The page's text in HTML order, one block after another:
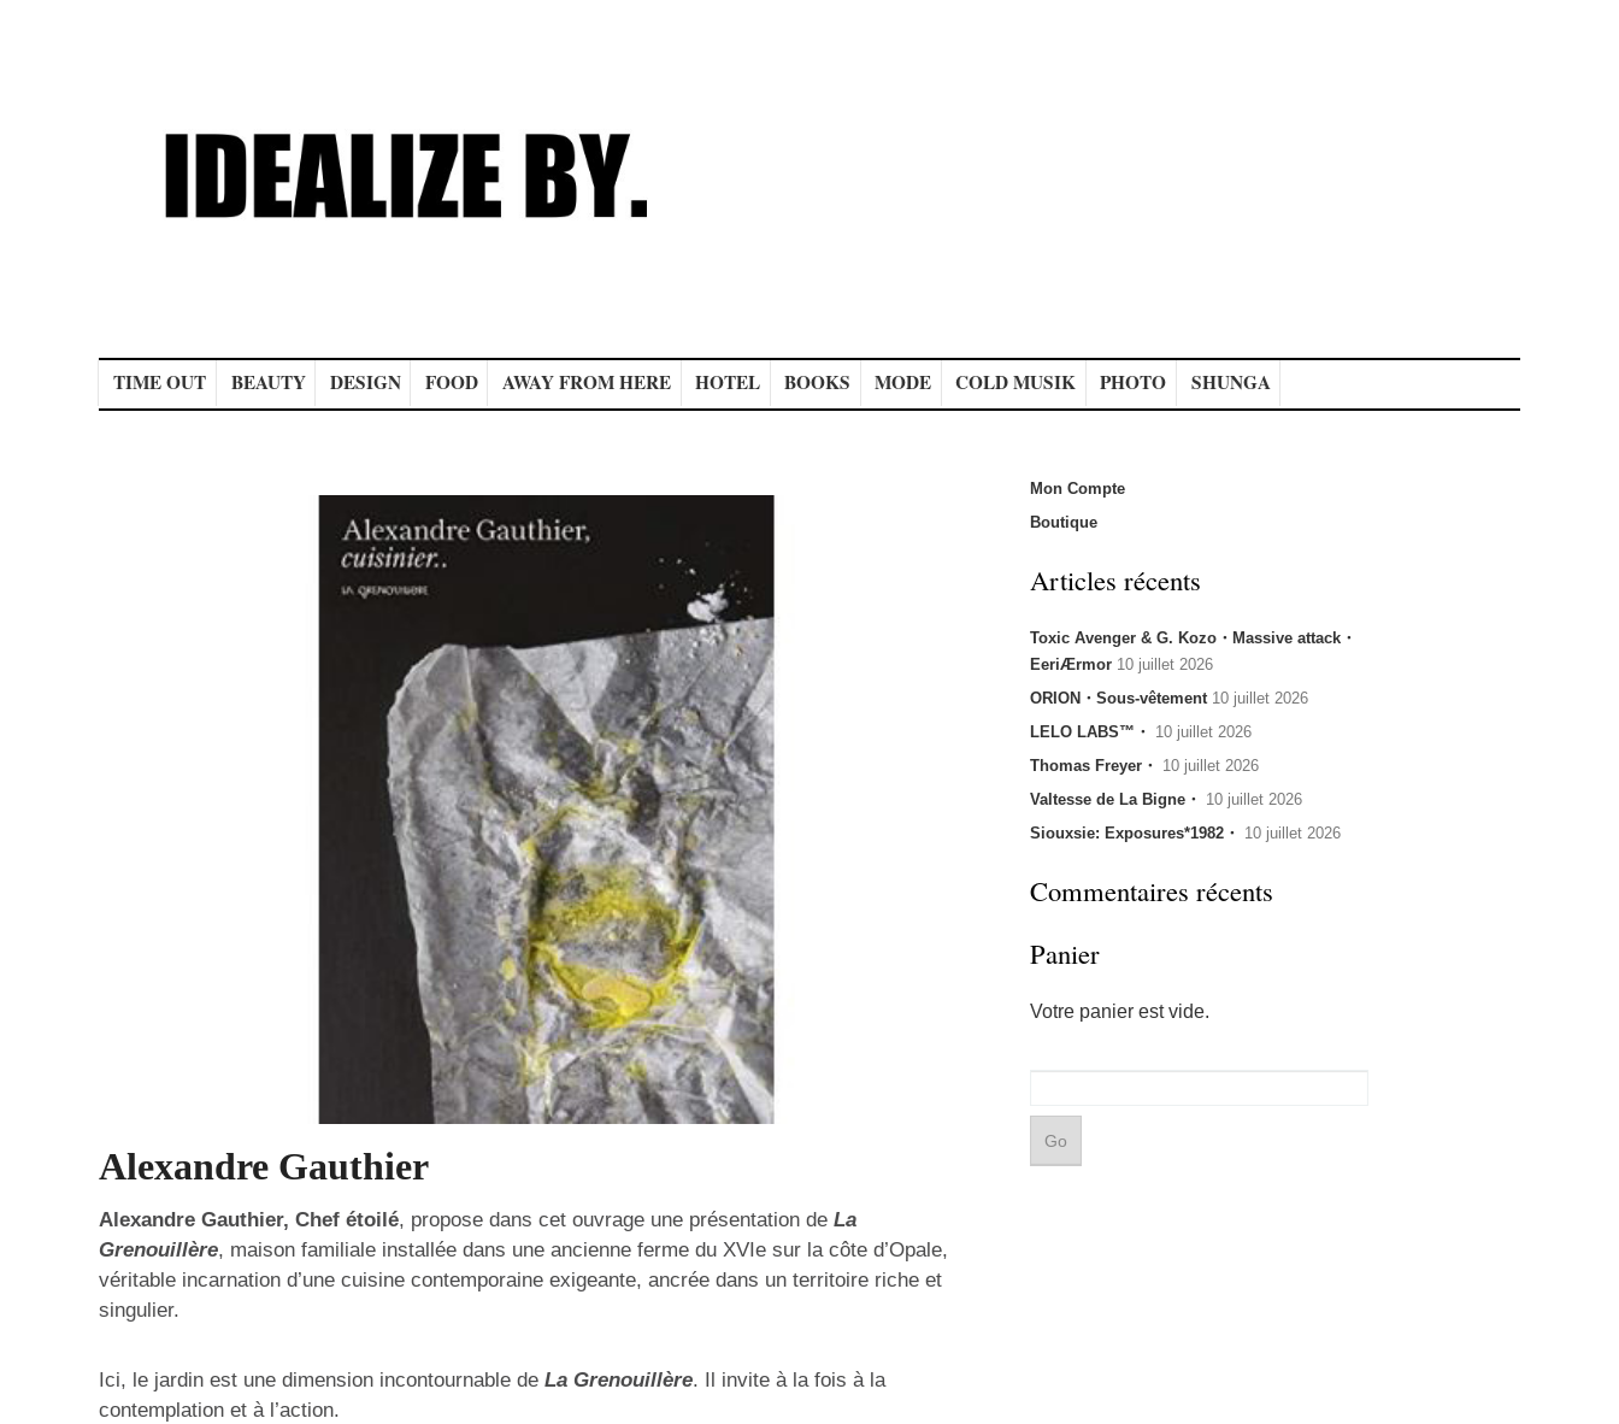
TIME OUT BEAUTY DESIGN FOOD AWAY FROM HERE HOTEL BOOKS MODE COLD MUSIK PHOTO SHUNGA
Alexandre Gauthier
Alexandre Gauthier, Chef étoilé, propose dans cet ouvrage une présentation de La
Grenouillère, maison familiale installée dans une ancienne ferme du XVIe sur la côte d’Opale,
véritable incarnation d’une cuisine contemporaine exigeante, ancrée dans un territoire riche et
singulier.
Ici, le jardin est une dimension incontournable de La Grenouillère. Il invite à la fois à la
contemplation et à l’action.
Mon Compte
Boutique
Articles récents
Toxic Avenger & G. Kozo・Massive attack・
EeriÆrmor 10 juillet 2026
ORION・Sous-vêtement 10 juillet 2026
LELO LABS™・ 10 juillet 2026
Thomas Freyer・ 10 juillet 2026
Valtesse de La Bigne・ 10 juillet 2026
Siouxsie: Exposures*1982・ 10 juillet 2026
Commentaires récents
Panier
Votre panier est vide.